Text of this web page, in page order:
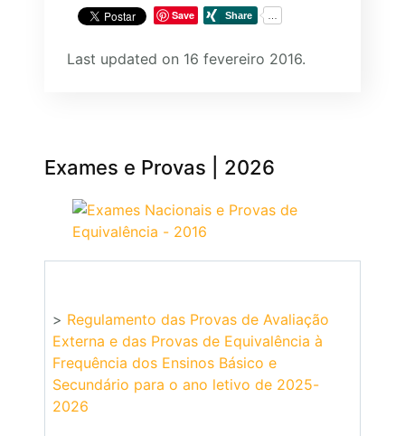
Save
Last updated on 16 fevereiro 2016.
Exames e Provas | 2026
> Regulamento das Provas de Avaliação
Externa e das Provas de Equivalência à
Frequência dos Ensinos Básico e
Secundário para o ano letivo de 2025-
2026